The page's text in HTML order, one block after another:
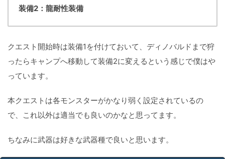
装備2：龍耐性装備
クエスト開始時は装備1を付けておいて、ディノバルドまで狩
ったらキャンプへ移動して装備2に変えるという感じで僕はや
っています。
本クエストは各モンスターがかなり弱く設定されているの
で、これ以外は適当でも良いのかなと思ってます。
ちなみに武器は好きな武器種で良いと思います。